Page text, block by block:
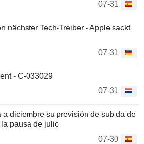
07-31
nächster Tech-Treiber - Apple sackt
07-31
- C-033029
07-31
a diciembre su previsión de subida de
pausa de julio
07-30